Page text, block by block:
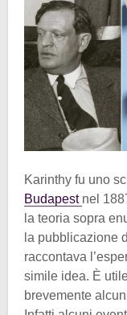
Karinthy fu uno
Budapest nel
la teoria sopra
la pubblicazione
raccontava
simile idea. È
brevemente